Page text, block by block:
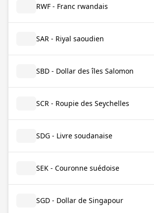
RWF - Franc rwandais
SAR - Riyal saoudien
SBD - Dollar des îles Salomon
SCR - Roupie des Seychelles
SDG - Livre soudanaise
SEK - Couronne suédoise
SGD - Dollar de Singapour